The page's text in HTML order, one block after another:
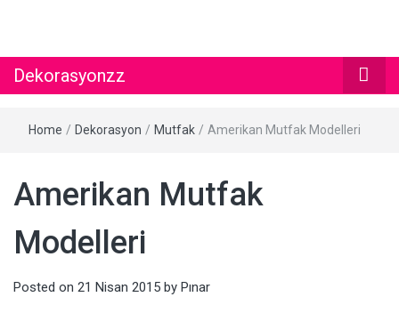
Dekorasyonzz
Home / Dekorasyon / Mutfak / Amerikan Mutfak Modelleri
Amerikan Mutfak
Modelleri
Posted on 21 Nisan 2015 by Pınar